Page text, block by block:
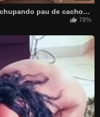
Marido grava mulher transando e chupando pau de cachorro
78%